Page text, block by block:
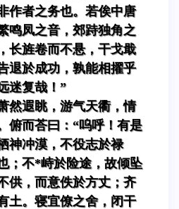
作者之务也。若俟中唐
鸣凤之音，郊跱独角之
长旌卷而不悬，干戈戢
退於成功，孰能相擢乎
迷复哉！”
然遐眺，游气天衢，情
俯而荅曰：“呜呼！有是
神冲漠，不役志於禄
；不*峙於险途，故倾坠
供，而意佚於方丈；齐
土。寝宜僚之舍，闭干